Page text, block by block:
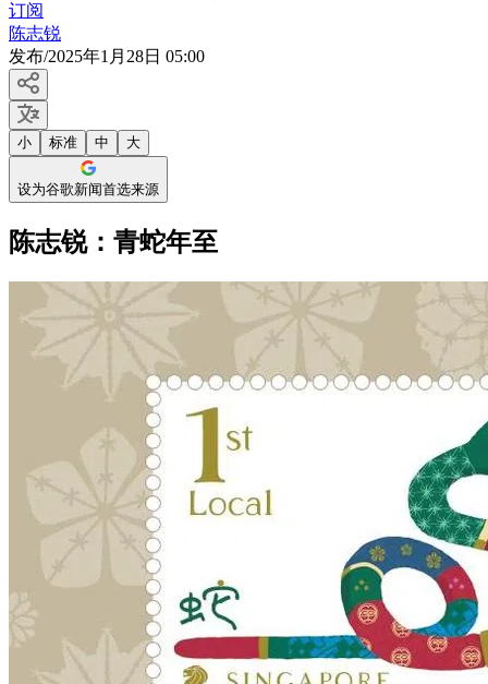
订阅
陈志锐
发布/2025年1月28日 05:00
小 标准 中 大
设为谷歌新闻首选来源
陈志锐：青蛇年至